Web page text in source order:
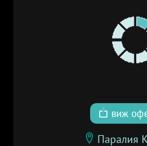
виж
Паралия